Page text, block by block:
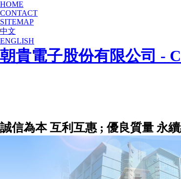
HOME
CONTACT
SITEMAP
中文
ENGLISH
朝貴電子股份有限公司 -
誠信為本 互利互惠 ; 優良質量 永